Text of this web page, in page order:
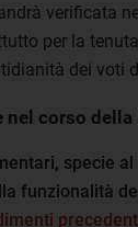
verificata
per la
dei voti
nel corso
specie al
funzionalità